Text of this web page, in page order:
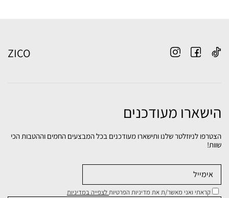
ZICO
הישארו מעודכנים
הצטרפו לניוזלטר שלנו ותישארו מעודכנים בכל המבצעים החמים וההטבות הכי
שוות!
קראתי ואני מאשר/ת את מדיניות הפרטיותלצפייה במדיניות